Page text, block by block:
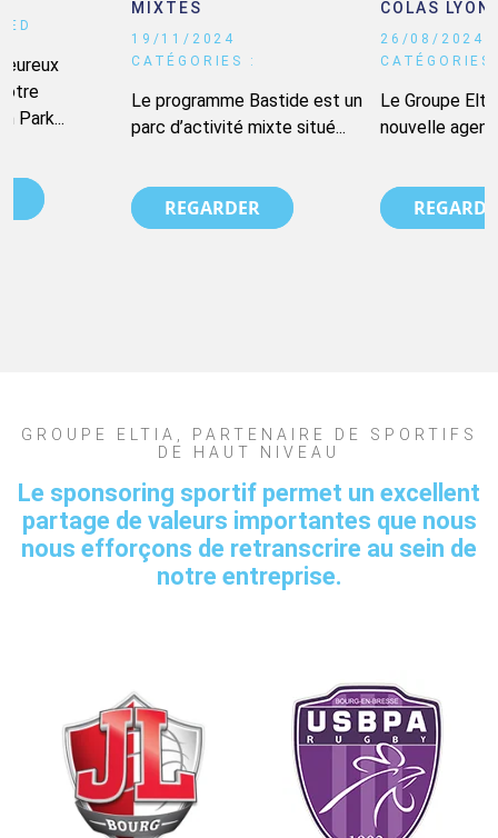
MIXTES
19/11/2024
CATÉGORIES :
Le programme Bastide est un
parc d’activité mixte situé...
REGARDER
COLAS LYON
26/08/2024
CATÉGORIES
Le Groupe
nouvelle
Park...
GROUPE ELTIA, PARTENAIRE DE SPORTIFS
DE HAUT NIVEAU
Le sponsoring sportif permet un excellent
partage de valeurs importantes que nous
nous efforçons de retranscrire au sein de
notre entreprise.